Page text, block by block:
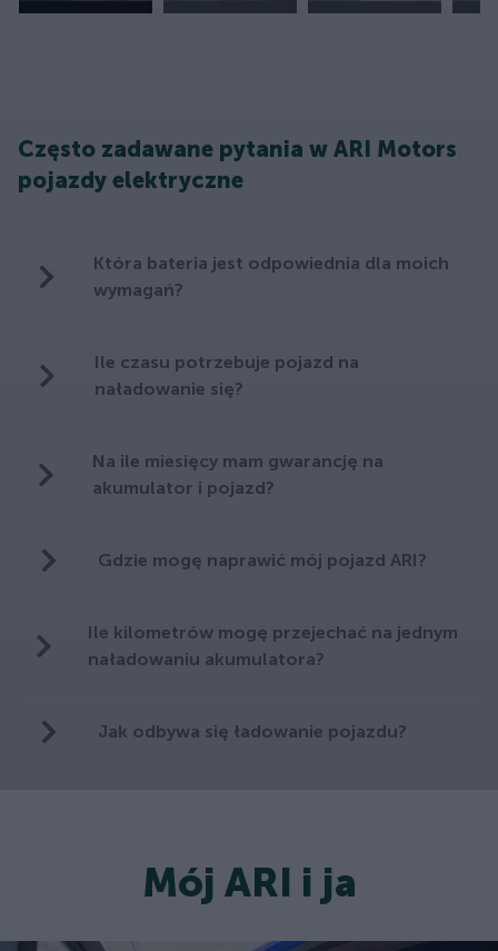
Często zadawane pytania w ARI Motors
pojazdy elektryczne
Która bateria jest odpowiednia dla moich
wymagań?
Ile czasu potrzebuje pojazd na
naładowanie się?
Na ile miesięcy mam gwarancję na
akumulator i pojazd?
Gdzie mogę naprawić mój pojazd ARI?
Ile kilometrów mogę przejechać na jednym
naładowaniu akumulatora?
Jak odbywa się ładowanie pojazdu?
Mój ARI i ja